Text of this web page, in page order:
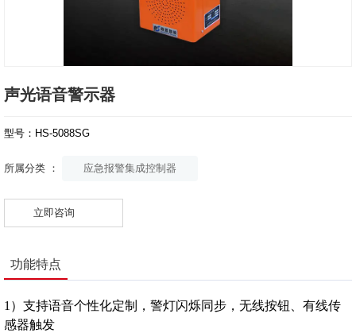
声光语音警示器
型号：HS-5088SG
所属分类 ： 应急报警集成控制器
立即咨询
功能特点
1）支持语音个性化定制，警灯闪烁同步，无线按钮、有线传
感器触发